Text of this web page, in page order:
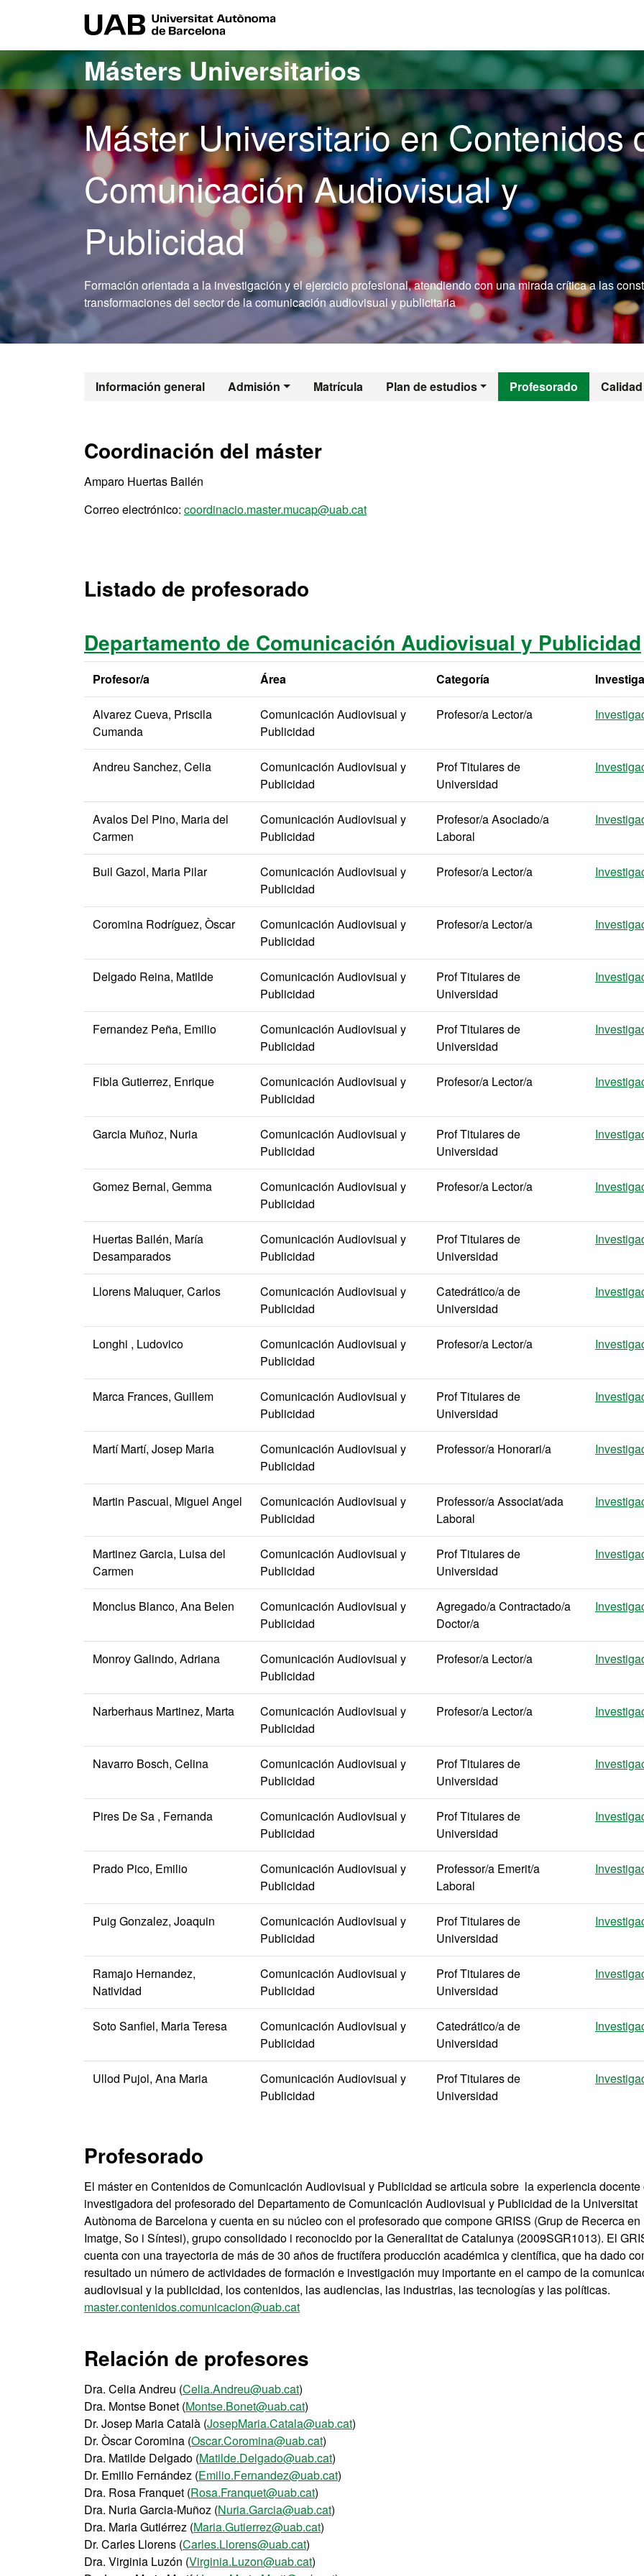
Másters Universitarios
Máster Universitario en Contenidos
Comunicación Audiovisual y
Publicidad
Formación orientada a la investigación y el ejercicio profesional, atendiendo con una mirada crítica a las
transformaciones del sector de la comunicación audiovisual y publicitaria
Información general Admisión Matrícula Plan de estudios Profesorado Calidad
Máster Oficial - Contenidos de
Coordinación del máster
Amparo Huertas Bailén
Correo electrónico: coordinacio.master.mucap@uab.cat
Listado de profesorado
Departamento de Comunicación Audiovisual y Publicidad
Profesor/a Área Categoría
Alvarez Cueva, Priscila
Cumanda
Comunicación Audiovisual y
Publicidad
Profesor/a Lector/a
Andreu Sanchez, Celia
Comunicación Audiovisual y
Publicidad
Prof Titulares de
Universidad
Avalos Del Pino, Maria del
Carmen
Comunicación Audiovisual y
Publicidad
Profesor/a Asociado/a
Laboral
Buil Gazol, Maria Pilar
Comunicación Audiovisual y
Publicidad
Profesor/a Lector/a
Coromina Rodríguez, Òscar
Comunicación Audiovisual y
Publicidad
Profesor/a Lector/a
Delgado Reina, Matilde
Comunicación Audiovisual y
Publicidad
Prof Titulares de
Universidad
Fernandez Peña, Emilio
Comunicación Audiovisual y
Publicidad
Prof Titulares de
Universidad
Fibla Gutierrez, Enrique
Comunicación Audiovisual y
Publicidad
Profesor/a Lector/a
Garcia Muñoz, Nuria
Comunicación Audiovisual y
Publicidad
Prof Titulares de
Universidad
Gomez Bernal, Gemma
Comunicación Audiovisual y
Publicidad
Profesor/a Lector/a
Huertas Bailén, María
Desamparados
Comunicación Audiovisual y
Publicidad
Prof Titulares de
Universidad
Llorens Maluquer, Carlos
Comunicación Audiovisual y
Publicidad
Catedrático/a de
Universidad
Longhi , Ludovico
Comunicación Audiovisual y
Publicidad
Profesor/a Lector/a
Marca Frances, Guillem
Comunicación Audiovisual y
Publicidad
Prof Titulares de
Universidad
Martí Martí, Josep Maria
Comunicación Audiovisual y
Publicidad
Professor/a Honorari/a
Martin Pascual, Miguel Angel
Comunicación Audiovisual y
Publicidad
Professor/a Associat/ada
Laboral
Martinez Garcia, Luisa del
Carmen
Comunicación Audiovisual y
Publicidad
Prof Titulares de
Universidad
Monclus Blanco, Ana Belen
Comunicación Audiovisual y
Publicidad
Agregado/a Contractado/a
Doctor/a
Monroy Galindo, Adriana
Comunicación Audiovisual y
Publicidad
Profesor/a Lector/a
Narberhaus Martinez, Marta
Comunicación Audiovisual y
Publicidad
Profesor/a Lector/a
Navarro Bosch, Celina
Comunicación Audiovisual y
Publicidad
Prof Titulares de
Universidad
Pires De Sa , Fernanda
Comunicación Audiovisual y
Publicidad
Prof Titulares de
Universidad
Prado Pico, Emilio
Comunicación Audiovisual y
Publicidad
Professor/a Emerit/a
Laboral
Puig Gonzalez, Joaquin
Comunicación Audiovisual y
Publicidad
Prof Titulares de
Universidad
Ramajo Hernandez,
Natividad
Comunicación Audiovisual y
Publicidad
Prof Titulares de
Universidad
Soto Sanfiel, Maria Teresa
Comunicación Audiovisual y
Publicidad
Catedrático/a de
Universidad
Ullod Pujol, Ana Maria
Comunicación Audiovisual y
Publicidad
Prof Titulares de
Universidad
Profesorado
El máster en Contenidos de Comunicación Audiovisual y Publicidad se articula sobre la experiencia docente
investigadora del profesorado del Departamento de Comunicación Audiovisual y Publicidad de la Universitat
Autònoma de Barcelona y cuenta en su núcleo con el profesorado que compone GRISS (Grup de Recerca en
Imatge, So i Síntesi), grupo consolidado i reconocido por la Generalitat de Catalunya (2009SGR1013). El
cuenta con una trayectoria de más de 30 años de fructífera producción académica y científica, que ha dado
resultado un número de actividades de formación e investigación muy importante en el campo de la
audiovisual y la publicidad, los contenidos, las audiencias, las industrias, las tecnologías y las políticas.
master.contenidos.comunicacion@uab.cat
Relación de profesores
Dra. Celia Andreu (Celia.Andreu@uab.cat)
Dra. Montse Bonet (Montse.Bonet@uab.cat)
Dr. Josep Maria Català (JosepMaria.Catala@uab.cat)
Dr. Òscar Coromina (Oscar.Coromina@uab.cat)
Dra. Matilde Delgado (Matilde.Delgado@uab.cat)
Dr. Emilio Fernández (Emilio.Fernandez@uab.cat)
Dra. Rosa Franquet (Rosa.Franquet@uab.cat)
Dra. Nuria Garcia-Muñoz (Nuria.Garcia@uab.cat)
Dra. Maria Gutiérrez (Maria.Gutierrez@uab.cat)
Dr. Carles Llorens (Carles.Llorens@uab.cat)
Dra. Virginia Luzón (Virginia.Luzon@uab.cat)